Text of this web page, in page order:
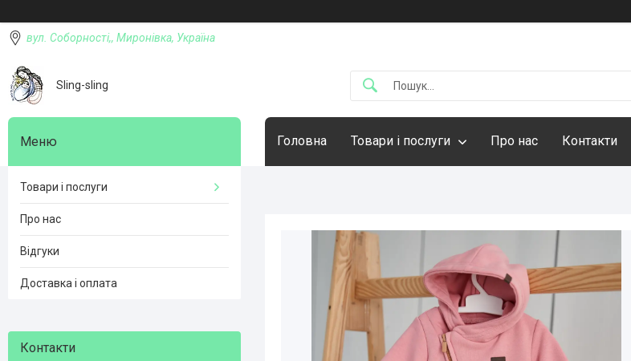
вул. Соборності,, Миронівка, Україна
Sling-sling
Головна Товари і послуги Про нас Контакти
Товари і послуги
Про нас
Відгуки
Доставка і оплата